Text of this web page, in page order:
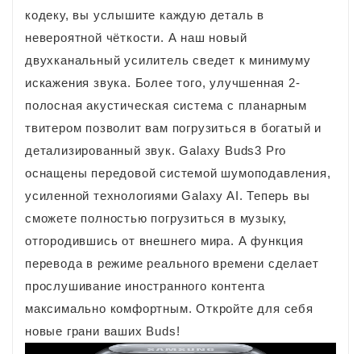
кодеку, вы услышите каждую деталь в
невероятной чёткости. А наш новый
двухканальный усилитель сведет к минимуму
искажения звука. Более того, улучшенная 2-
полосная акустическая система с планарным
твитером позволит вам погрузиться в богатый и
детализированный звук. Galaxy Buds3 Pro
оснащены передовой системой шумоподавления,
усиленной технологиями Galaxy AI. Теперь вы
сможете полностью погрузиться в музыку,
отгородившись от внешнего мира. А функция
перевода в режиме реального времени сделает
прослушивание иностранного контента
максимально комфортным. Откройте для себя
новые грани ваших Buds!